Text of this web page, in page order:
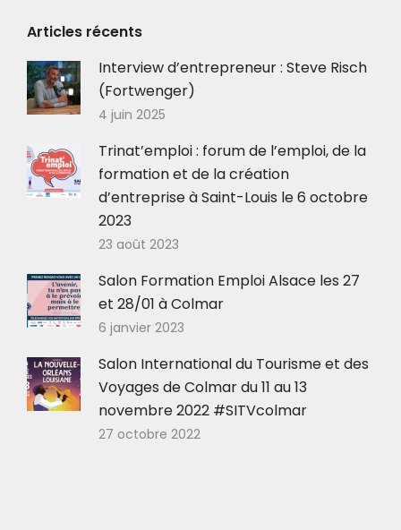
Articles récents
Interview d’entrepreneur : Steve Risch
(Fortwenger)
4 juin 2025
Trinat’emploi : forum de l’emploi, de la
formation et de la création
d’entreprise à Saint-Louis le 6 octobre
2023
23 août 2023
Salon Formation Emploi Alsace les 27
et 28/01 à Colmar
6 janvier 2023
Salon International du Tourisme et des
Voyages de Colmar du 11 au 13
novembre 2022 #SITVcolmar
27 octobre 2022